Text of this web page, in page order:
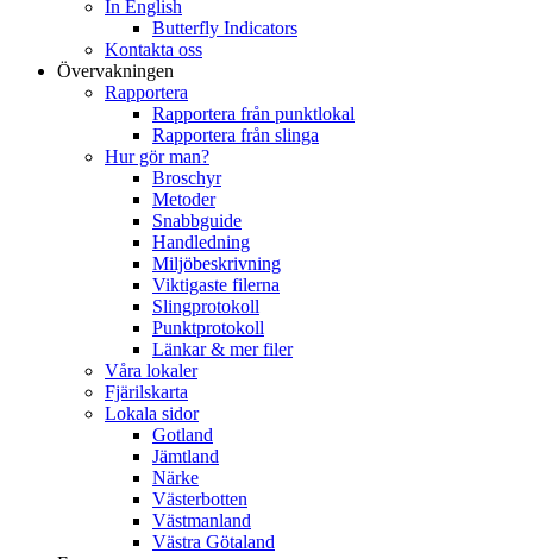
In English
Butterfly Indicators
Kontakta oss
Övervakningen
Rapportera
Rapportera från punktlokal
Rapportera från slinga
Hur gör man?
Broschyr
Metoder
Snabbguide
Handledning
Miljöbeskrivning
Viktigaste filerna
Slingprotokoll
Punktprotokoll
Länkar & mer filer
Våra lokaler
Fjärilskarta
Lokala sidor
Gotland
Jämtland
Närke
Västerbotten
Västmanland
Västra Götaland